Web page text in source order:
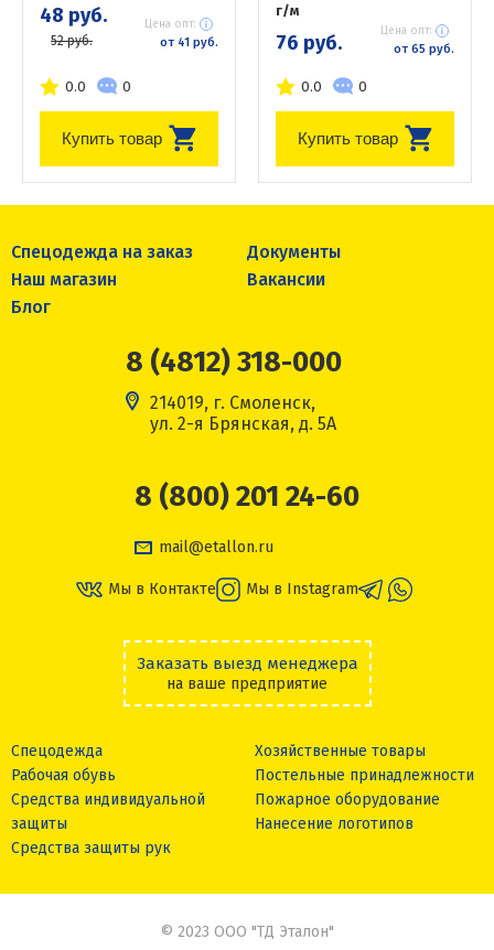
48 руб.
52 руб.
Цена опт:
от 41 руб.
0.0 0
Купить товар
г/м
76 руб. Цена опт:
от 65 руб.
0.0 0
Купить товар
Спецодежда на заказ
Документы
Наш магазин
Вакансии
Блог
8 (4812) 318-000
214019, г. Смоленск,
ул. 2-я Брянская, д. 5А
8 (800) 201 24-60
mail@etallon.ru
Мы в Контакте Мы в Instagram
Заказать выезд менеджера
на ваше предприятие
Спецодежда
Рабочая обувь
Средства индивидуальной
защиты
Средства защиты рук
Хозяйственные товары
Постельные принадлежности
Пожарное оборудование
Нанесение логотипов
© 2023 ООО "ТД Эталон"